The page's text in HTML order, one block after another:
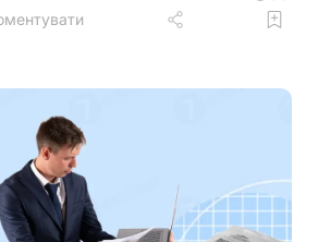
одним із найсильніших